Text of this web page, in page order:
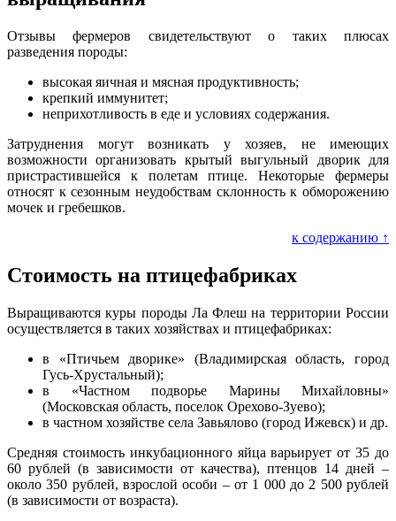
Отзывы фермеров свидетельствуют о таких плюсах
разведения породы:
высокая яичная и мясная продуктивность;
крепкий иммунитет;
неприхотливость в еде и условиях содержания.
Затруднения могут возникать у хозяев, не имеющих
возможности организовать крытый выгульный дворик для
пристрастившейся к полетам птице. Некоторые фермеры
относят к сезонным неудобствам склонность к обморожению
мочек и гребешков.
к содержанию ↑
Стоимость на птицефабриках
Выращиваются куры породы Ла Флеш на территории России
осуществляется в таких хозяйствах и птицефабриках:
в «Птичьем дворике» (Владимирская область, город
Гусь-Хрустальный);
в «Частном подворье Марины Михайловны»
(Московская область, поселок Орехово-Зуево);
в частном хозяйстве села Завьялово (город Ижевск) и др.
Средняя стоимость инкубационного яйца варьирует от 35 до
60 рублей (в зависимости от качества), птенцов 14 дней –
около 350 рублей, взрослой особи – от 1 000 до 2 500 рублей
(в зависимости от возраста).